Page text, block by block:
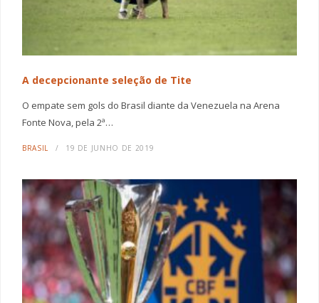
A decepcionante seleção de Tite
O empate sem gols do Brasil diante da Venezuela na Arena
Fonte Nova, pela 2ª…
BRASIL 19 DE JUNHO DE 2019